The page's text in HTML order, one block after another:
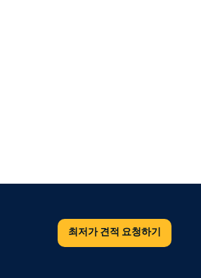
최저가 견적 요청하기